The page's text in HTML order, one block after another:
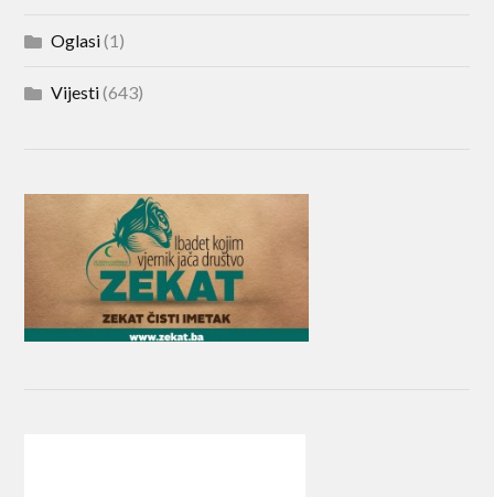
Oglasi(1)
Vijesti(643)